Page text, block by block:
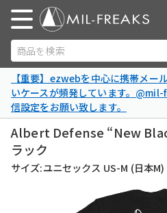
商品を検索
【重要】ezwebを中心に携帯メー
いケースが頻発しています。
信設定をお願い致します。
Albert Defense “New
ラック
サイズ:ユニセックス US-M (日本M)